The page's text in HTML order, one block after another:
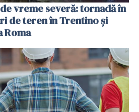
vreme severă: tornadă în
de teren în Trentino și
Roma